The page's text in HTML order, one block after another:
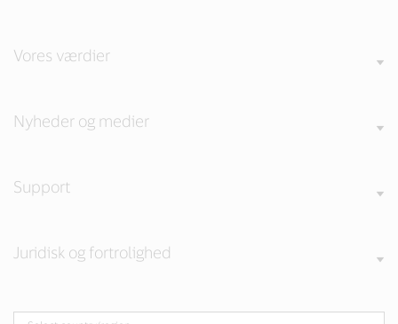
Vores værdier
Nyheder og medier
Support
Juridisk og fortrolighed